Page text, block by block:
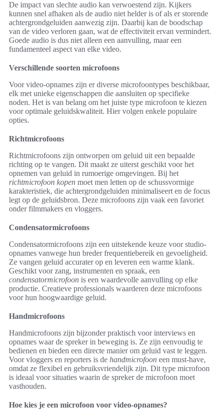
De impact van slechte audio kan verwoestend zijn. Kijkers
kunnen snel afhaken als de audio niet helder is of als er storende
achtergrondgeluiden aanwezig zijn. Daarbij kan de boodschap
van de video verloren gaan, wat de effectiviteit ervan vermindert.
Goede audio is dus niet alleen een aanvulling, maar een
fundamenteel aspect van elke video.
Verschillende soorten microfoons
Voor video-opnames zijn er diverse microfoontypes beschikbaar,
elk met unieke eigenschappen die aansluiten op specifieke
noden. Het is van belang om het juiste type microfoon te kiezen
voor optimale geluidskwaliteit. Hier volgen enkele populaire
opties.
Richtmicrofoons
Richtmicrofoons zijn ontworpen om geluid uit een bepaalde
richting op te vangen. Dit maakt ze uiterst geschikt voor het
opnemen van geluid in rumoerige omgevingen. Bij het
richtmicrofoon kopen moet men letten op de schussvormige
karakteristiek, die achtergrondgeluiden minimaliseert en de focus
legt op de geluidsbron. Deze microfoons zijn vaak een favoriet
onder filmmakers en vloggers.
Condensatormicrofoons
Condensatormicrofoons zijn een uitstekende keuze voor studio-
opnames vanwege hun breder frequentiebereik en gevoeligheid.
Ze vangen geluid accurater op en leveren een warme klank.
Geschikt voor zang, instrumenten en spraak, een
condensatormicrofoon is een waardevolle aanvulling op elke
productie. Creatieve professionals waarderen deze microfoons
voor hun hoogwaardige geluid.
Handmicrofoons
Handmicrofoons zijn bijzonder praktisch voor interviews en
opnames waar de spreker in beweging is. Ze zijn eenvoudig te
bedienen en bieden een directe manier om geluid vast te leggen.
Voor vloggers en reporters is de handmicrofoon een must-have,
omdat ze flexibel en gebruiksvriendelijk zijn. Dit type microfoon
is ideaal voor situaties waarin de spreker de microfoon moet
vasthouden.
Hoe kies je een microfoon voor video-opnames?